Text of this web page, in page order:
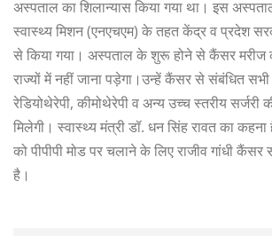
अस्पताल का शिलान्यास किया गया था। इस अस्पताल
स्वास्थ्य मिशन (एनएचएम) के तहत केंद्र व प्रदेश
से किया गया। अस्पताल के शुरू होने से कैंसर मरीज
राज्यों में नहीं जाना पड़ेगा।उन्हें कैंसर से संबंधित सभी
रेडियोथेरेपी, कीमोथेरेपी व अन्य उच्च स्तरीय सर्जरी
मिलेगी। स्वास्थ्य मंत्री डॉ. धन सिंह रावत का
को पीपीपी मोड पर चलाने के लिए राजीव गांधी
है।